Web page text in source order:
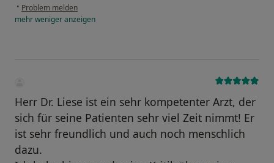
• Problem melden
mehrwenigeranzeigen
Herr Dr. Liese ist ein sehr kompetenter Arzt, der
sich für seine Patienten sehr viel Zeit nimmt! Er
ist sehr freundlich und auch noch menschlich
dazu.